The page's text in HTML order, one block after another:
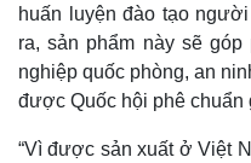
Khởi nghiệp
huấn luyện đào tạo
ra, sản phẩm này sẽ
nghiệp quốc phòng, an
được Quốc hội phê chuẩn
“Vì được sản xuất ở Việt